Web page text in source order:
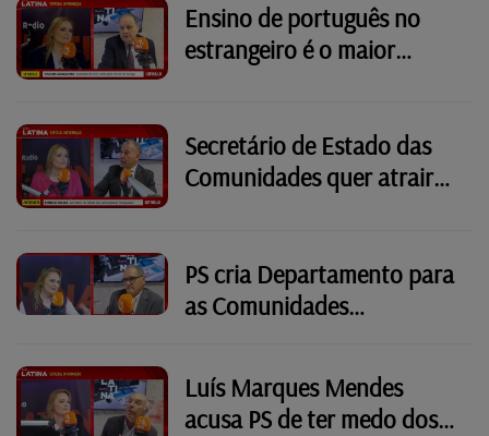
Ensino de português no
estrangeiro é o maior
Secretário de Estado das
Comunidades quer atrair
PS cria Departamento para
as Comunidades
Luís Marques Mendes
acusa PS de ter medo dos